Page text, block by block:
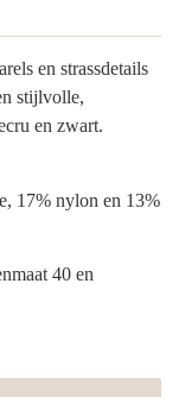
en strassdetails
stijlvolle,
en zwart.
17% nylon en 13%
40 en